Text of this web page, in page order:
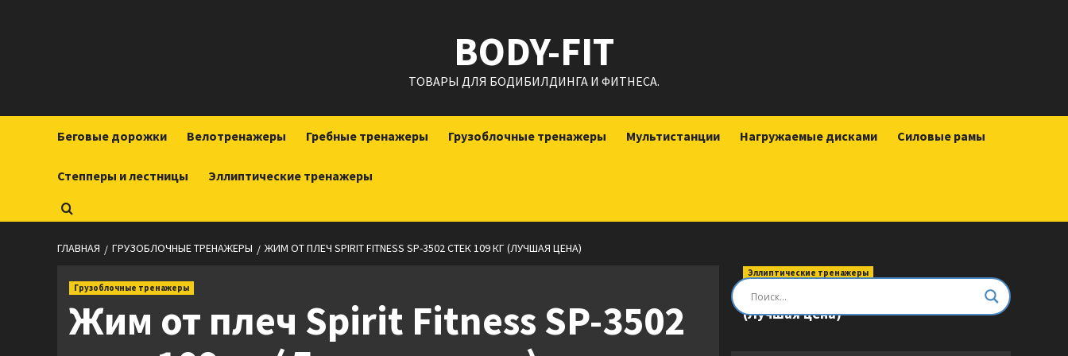
BODY-FIT
ТОВАРЫ ДЛЯ БОДИБИЛДИНГА И ФИТНЕСА.
Беговые дорожки Велотренажеры Гребные тренажеры Грузоблочные тренажеры Мультистанции Нагружаемые дисками Силовые рамы
Степперы и лестницы Эллиптические тренажеры
ГЛАВНАЯ ГРУЗОБЛОЧНЫЕ ТРЕНАЖЕРЫ ЖИМ ОТ ПЛЕЧ SPIRIT FITNESS SP-3502 СТЕК 109 КГ (ЛУЧШАЯ ЦЕНА)
Грузоблочные тренажеры
Жим от плеч Spirit Fitness SP-3502
Эллиптические тренажеры
Эллиптический тренажер DFC E8745T
(Лучшая цена)